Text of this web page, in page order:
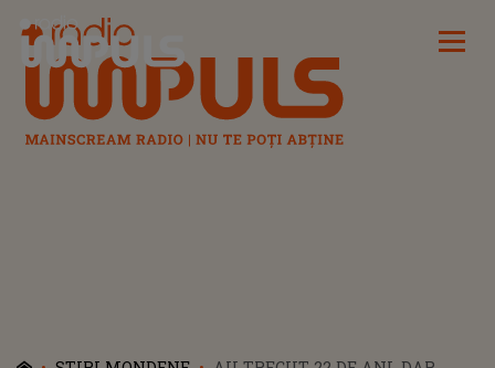
Radio Impuls